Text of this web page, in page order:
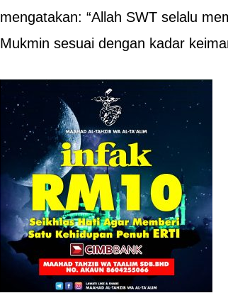
mengatakan: “Allah SWT selalu
Mukmin sesuai dengan kadar